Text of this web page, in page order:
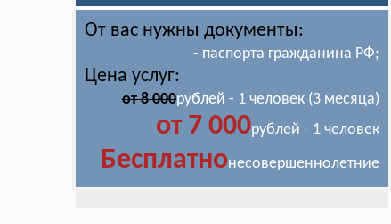
От вас нужны документы:
- паспорта гражданина РФ;
Цена услуг:
от 8 000рублей - 1 человек (3 месяца)
от 7 000рублей - 1 человек
Бесплатнонесовершеннолетние